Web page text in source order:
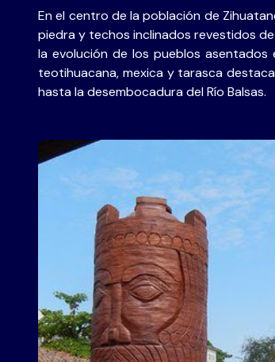
En el centro de la población de
piedra y techos inclinados revestidos
la evolución de los pueblos asentados
teotihuacana, mexica y tarasca
hasta la desembocadura del Río Balsas.